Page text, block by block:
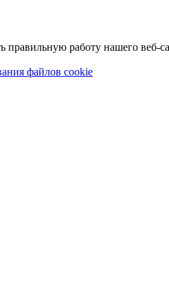
работу нашего веб-
файлов cookie